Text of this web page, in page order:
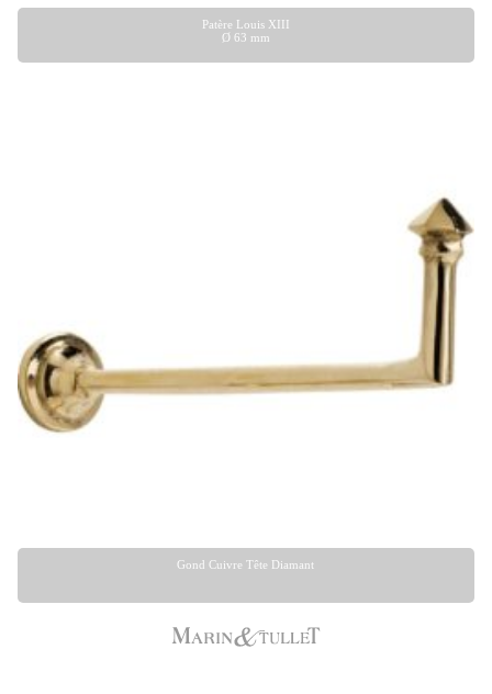
Patère Louis XIII
Ø 63 mm
Gond Cuivre Tête Diamant